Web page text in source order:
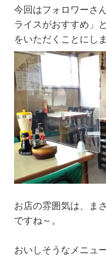
今回はフォロワーさ
ライスがおすすめ」
をいただくことにし
お店の雰囲気は、ま
ですね～。
おいしそうなメニュ